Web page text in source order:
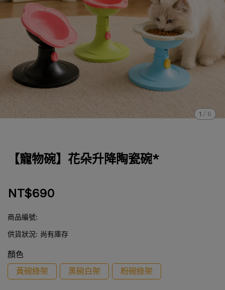
1 / 6
【寵物碗】花朵升降陶瓷碗*
NT$690
商品編號:
供貨狀況: 尚有庫存
顏色
黃碗綠架
黑碗白架 粉碗綠架